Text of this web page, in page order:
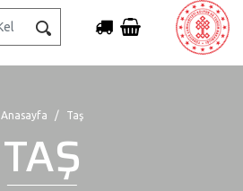
Anasayfa Taş
TAŞ